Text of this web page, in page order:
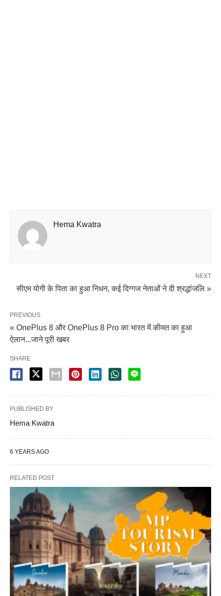
Hema Kwatra
NEXT
सीएम योगी के पिता का हुआ निधन, कई दिग्गज नेताओं ने दी श्रद्धांजलि »
PREVIOUS
« OnePlus 8 और OnePlus 8 Pro का भारत में कीमत का हुआ
ऐलान...जाने पूरी खबर
SHARE
PUBLISHED BY
Hema Kwatra
6 YEARS AGO
RELATED POST